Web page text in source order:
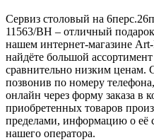
Сервиз столовый на
11563/BH – отличный
нашем интернет-магазине
найдёте большой
сравнительно низким
позвонив по номеру
онлайн через форму заказа в
приобретенных товаров
пределами, информацию о её
нашего оператора.